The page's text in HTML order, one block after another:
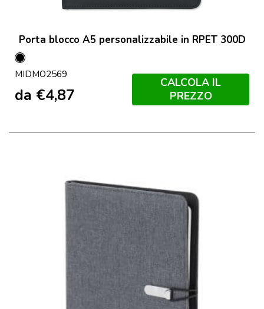
Porta blocco A5 personalizzabile in RPET 300D
Nero
MIDMO2569
da €4,87
CALCOLA IL
PREZZO